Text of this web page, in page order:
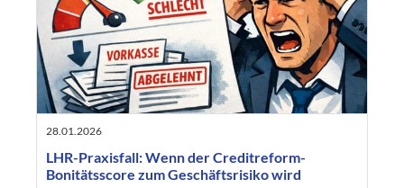
28.01.2026
LHR-Praxisfall: Wenn der Creditreform-
Bonitätsscore zum Geschäftsrisiko wird